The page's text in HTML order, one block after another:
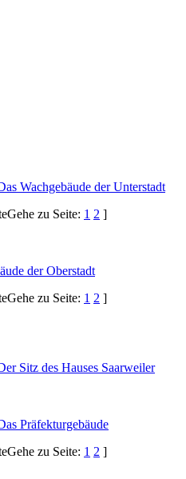
Wachgebäude der Unterstadt
Gehe zu Seite: 1 2 ]
der Oberstadt
Gehe zu Seite: 1 2 ]
Sitz des Hauses Saarweiler
Präfekturgebäude
Gehe zu Seite: 1 2 ]